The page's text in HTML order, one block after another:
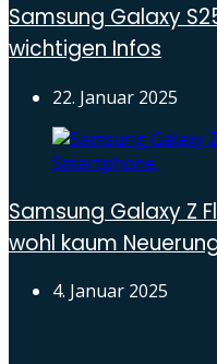
Samsung Galaxy
wichtigen Infos
22. Januar 2025
Samsung Galaxy Z
wohl kaum
4. Januar 2025